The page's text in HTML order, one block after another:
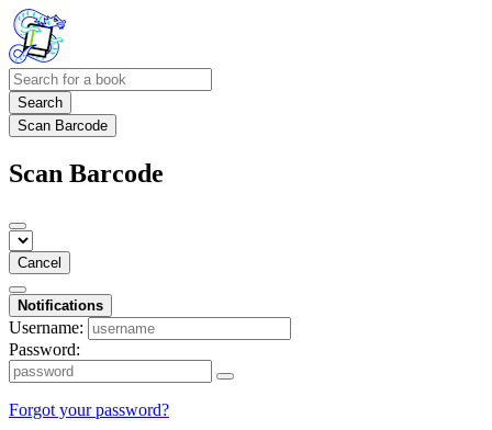
Search
Scan Barcode
Scan Barcode
Cancel
Notifications
Username:
Password:
Forgot your password?